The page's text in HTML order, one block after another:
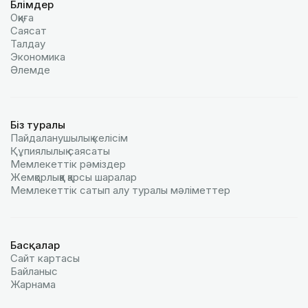
Бөлімдер
Оқиға
Саясат
Талдау
Экономика
Әлемде
Біз туралы
Пайдаланушылық келiciм
Құпиялылық саясаты
Мемлекеттік рәміздер
Жемқорлыққа қарсы шаралар
Мемлекеттік сатып алу туралы мәлiметтер
Басқалар
Сайт картасы
Байланыс
Жарнама